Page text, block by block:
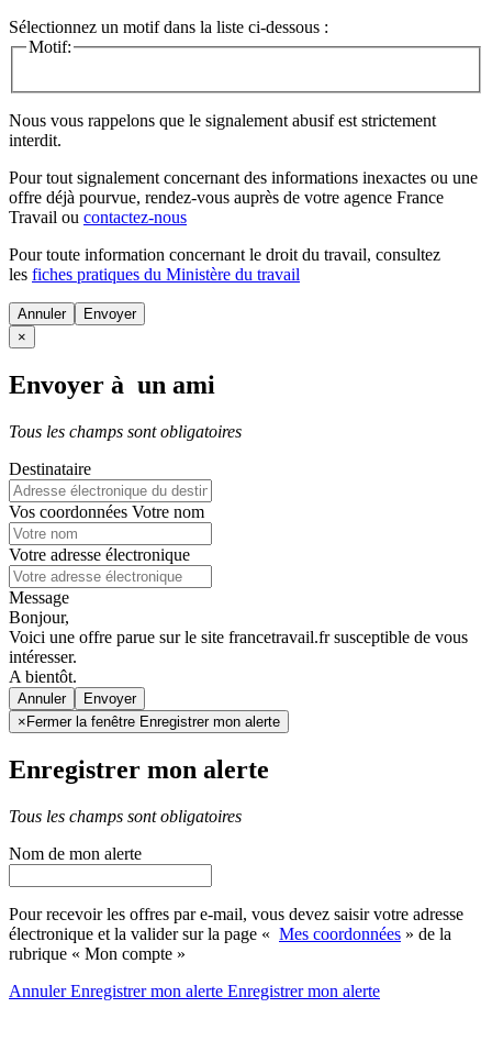
Sélectionnez un motif dans la liste ci-dessous :
Motif:
Nous vous rappelons que le signalement abusif est strictement
interdit.
Pour tout signalement concernant des informations inexactes ou une
offre déjà pourvue, rendez-vous auprès de votre agence France
Travail ou contactez-nous
Pour toute information concernant le droit du travail, consultez
les fiches pratiques du Ministère du travail
Annuler
×
Envoyer à un ami
Tous les champs sont obligatoires
Destinataire
Vos coordonnées Votre nom
Votre adresse électronique
Message
Bonjour,
Voici une offre parue sur le site francetravail.fr susceptible de vous
intéresser.
A bientôt.
Annuler
× Fermer la fenêtre Enregistrer mon alerte
Enregistrer mon alerte
Tous les champs sont obligatoires
Nom de mon alerte
Pour recevoir les offres par e-mail, vous devez saisir votre adresse
électronique et la valider sur la page « Mes coordonnées » de la
rubrique « Mon compte »
AnnulerEnregistrer mon alerte Enregistrermon alerte